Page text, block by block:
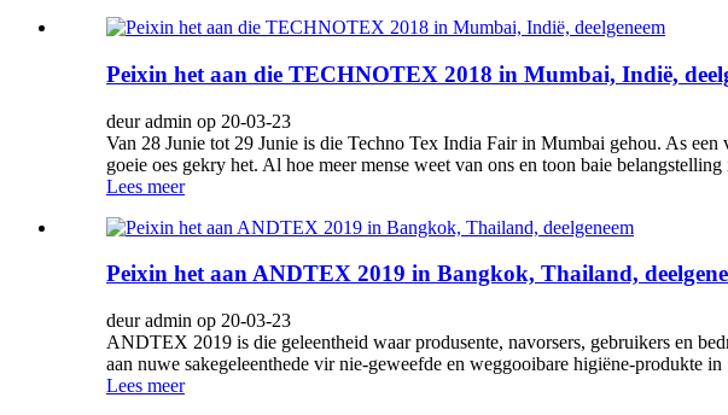
Peixin het aan die TECHNOTEX 2018 in Mumbai, Indië,
deur admin op 20-03-23
Van 28 Junie tot 29 Junie is die Techno Tex India Fair in Mumbai gehou. As
goeie oes gekry het. Al hoe meer mense weet van ons en toon baie
Lees meer
Peixin het aan ANDTEX 2019 in Bangkok, Thailand,
deur admin op 20-03-23
ANDTEX 2019 is die geleentheid waar produsente, navorsers, gebruikers en
aan nuwe sakegeleenthede vir nie-geweefde en weggooibare higiëne-produkte
Lees meer